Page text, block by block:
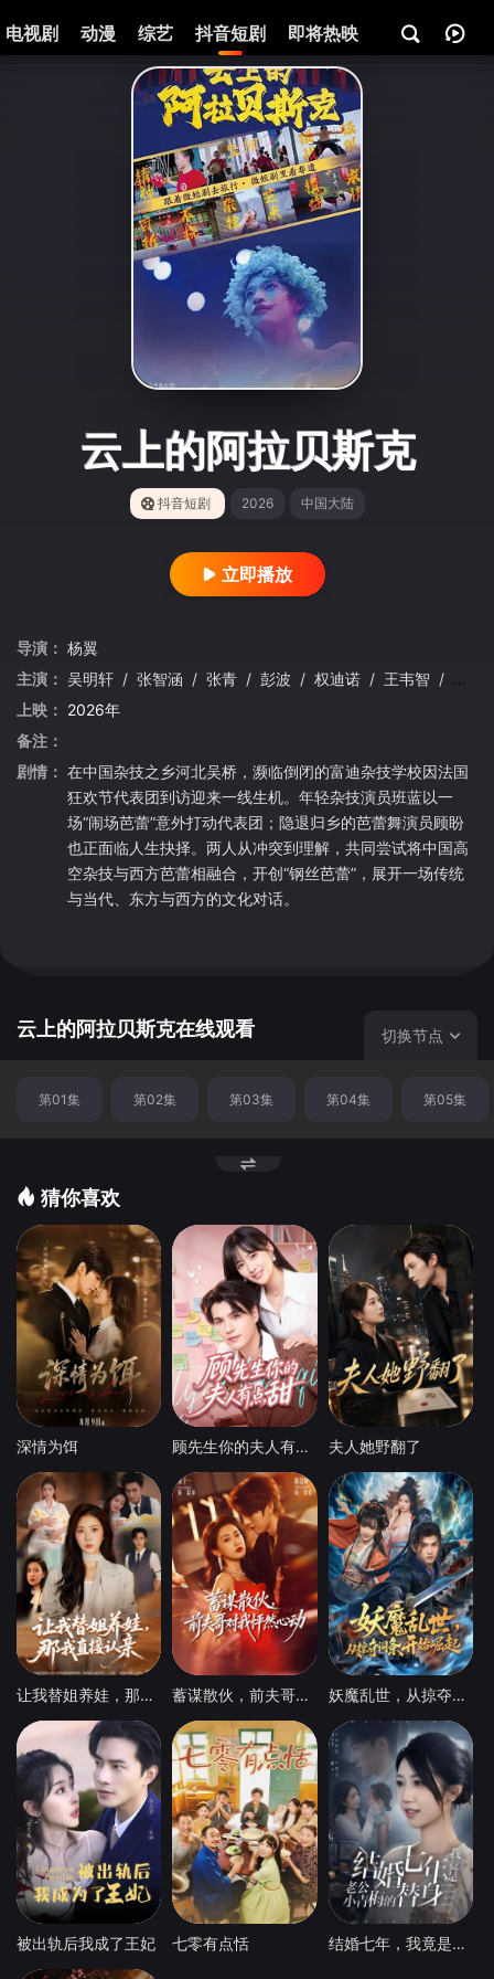
电视剧 动漫 综艺 抖音短剧 即将热映 资讯
云上的阿拉贝斯克
抖音短剧 2026 中国大陆
立即播放
导演： 杨翼
主演： 吴明轩 / 张智涵 / 张青 / 彭波 / 权迪诺 / 王韦智 /
上映： 2026年
备注：
剧情： 在中国杂技之乡河北吴桥，濒临倒闭的富迪杂技学校因法国
狂欢节代表团到访迎来一线生机。年轻杂技演员班蓝以一
场“闹场芭蕾”意外打动代表团；隐退归乡的芭蕾舞演员顾盼
也正面临人生抉择。两人从冲突到理解，共同尝试将中国高
空杂技与西方芭蕾相融合，开创“钢丝芭蕾”，展开一场传统
与当代、东方与西方的文化对话。
云上的阿拉贝斯克在线观看 切换节点
第01集 第02集 第03集 第04集 第05集
猜你喜欢
深情为饵 顾先生你的夫人有点甜 夫人她野翻了
让我替姐养娃，那我直接认亲 蓄谋散伙，前夫哥对我怦然心动 妖魔乱世，从掠夺词条开始崛起
被出轨后我成了王妃 七零有点恬 结婚七年，我竟是老公小青梅的替身